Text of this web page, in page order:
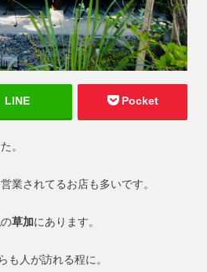
LINE Pocket
。
業されてるお店も多いです。
の草加にあります。
人が訪れる程に。